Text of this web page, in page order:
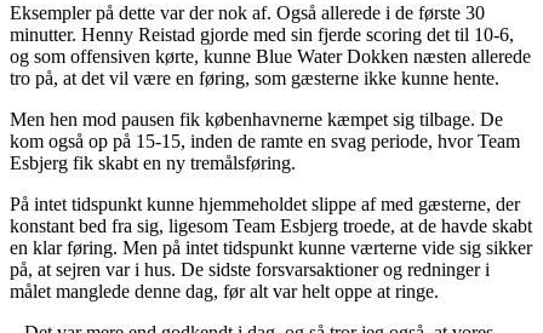
Eksempler på dette var der nok af. Også allerede i de første 30
minutter. Henny Reistad gjorde med sin fjerde scoring det til 10-6,
og som offensiven kørte, kunne Blue Water Dokken næsten allerede
tro på, at det vil være en føring, som gæsterne ikke kunne hente.
Men hen mod pausen fik københavnerne kæmpet sig tilbage. De
kom også op på 15-15, inden de ramte en svag periode, hvor Team
Esbjerg fik skabt en ny tremålsføring.
På intet tidspunkt kunne hjemmeholdet slippe af med gæsterne, der
konstant bed fra sig, ligesom Team Esbjerg troede, at de havde skabt
en klar føring. Men på intet tidspunkt kunne værterne vide sig sikker
på, at sejren var i hus. De sidste forsvarsaktioner og redninger i
målet manglede denne dag, før alt var helt oppe at ringe.